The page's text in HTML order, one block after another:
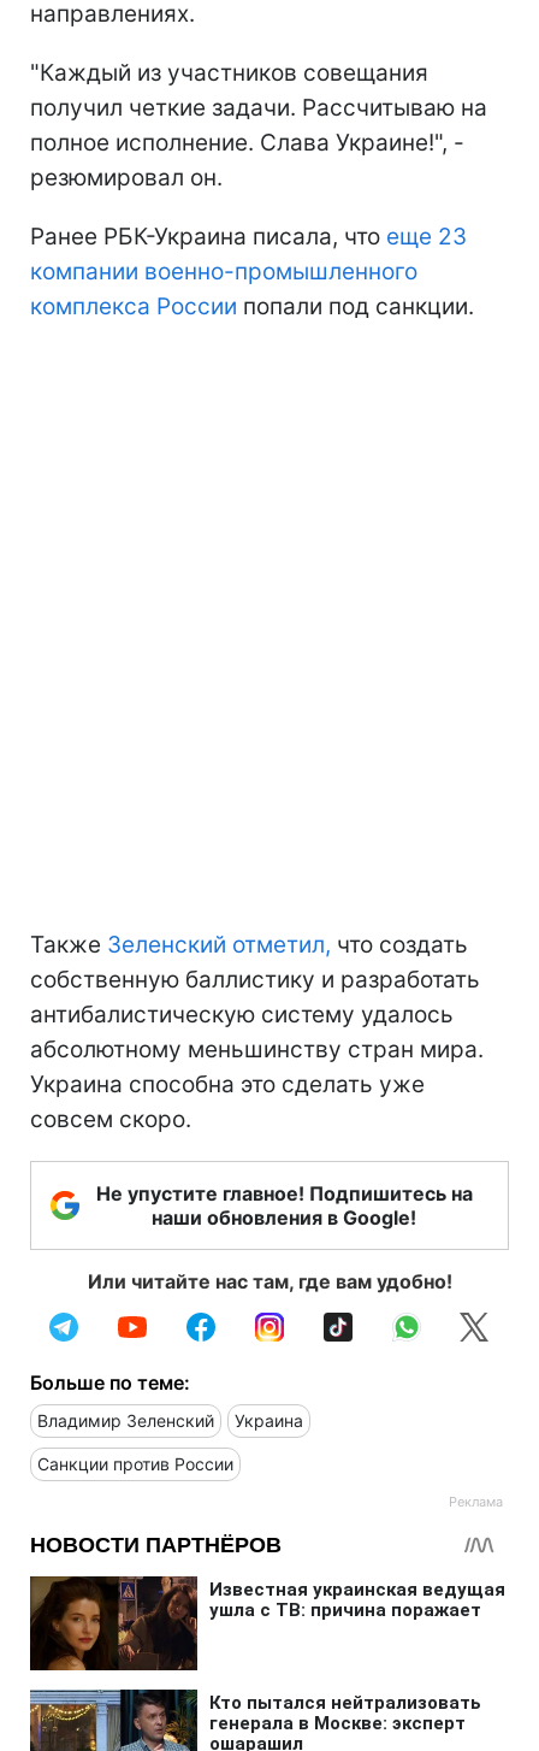
направлениях.
"Каждый из участников совещания
получил четкие задачи. Рассчитываю на
полное исполнение. Слава Украине!", -
резюмировал он.
Ранее РБК-Украина писала, что еще 23
компании военно-промышленного
комплекса России попали под санкции.
Также Зеленский отметил, что создать
собственную баллистику и разработать
антибалистическую систему удалось
абсолютному меньшинству стран мира.
Украина способна это сделать уже
совсем скоро.
Не упустите главное! Подпишитесь на
наши обновления в Google!
Или читайте нас там, где вам удобно!
Больше по теме:
Владимир Зеленский Украина
Санкции против России